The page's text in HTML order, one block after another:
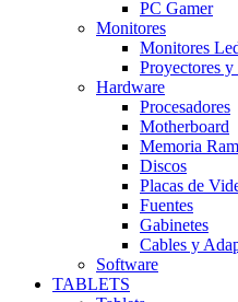
PC Gamer
Monitores
Monitores
Proyectores y
Hardware
Procesadores
Motherboard
Memoria Ram
Discos
Placas de
Fuentes
Gabinetes
Cables y
Software
TABLETS